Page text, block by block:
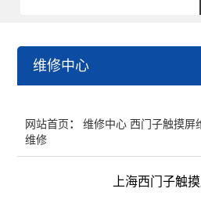
维修中心
西门子PLC维修
高压变频器维修
网站首页 ： 维修中心 西门子触摸屏
维修
上海西门子触